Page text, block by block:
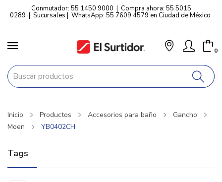
Conmutador: 55 1450 9000 | Compra ahora: 55 5015
0289 | Sucursales | WhatsApp: 55 7609 4579 en Ciudad de México
0
Inicio Productos Accesorios para baño
Gancho
Moen
YB0402CH
Tags